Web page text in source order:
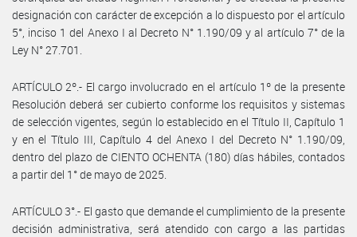
designación con carácter de excepción a lo dispuesto por el artículo
5°, inciso 1 del Anexo I al Decreto N° 1.190/09 y al artículo 7° de la
Ley N° 27.701.
ARTÍCULO 2º.- El cargo involucrado en el artículo 1º de la presente
Resolución deberá ser cubierto conforme los requisitos y sistemas
de selección vigentes, según lo establecido en el Título II, Capítulo 1
y en el Título III, Capítulo 4 del Anexo I del Decreto N° 1.190/09,
dentro del plazo de CIENTO OCHENTA (180) días hábiles, contados
a partir del 1° de mayo de 2025.
ARTÍCULO 3°.- El gasto que demande el cumplimiento de la presente
decisión administrativa, será atendido con cargo a las partidas